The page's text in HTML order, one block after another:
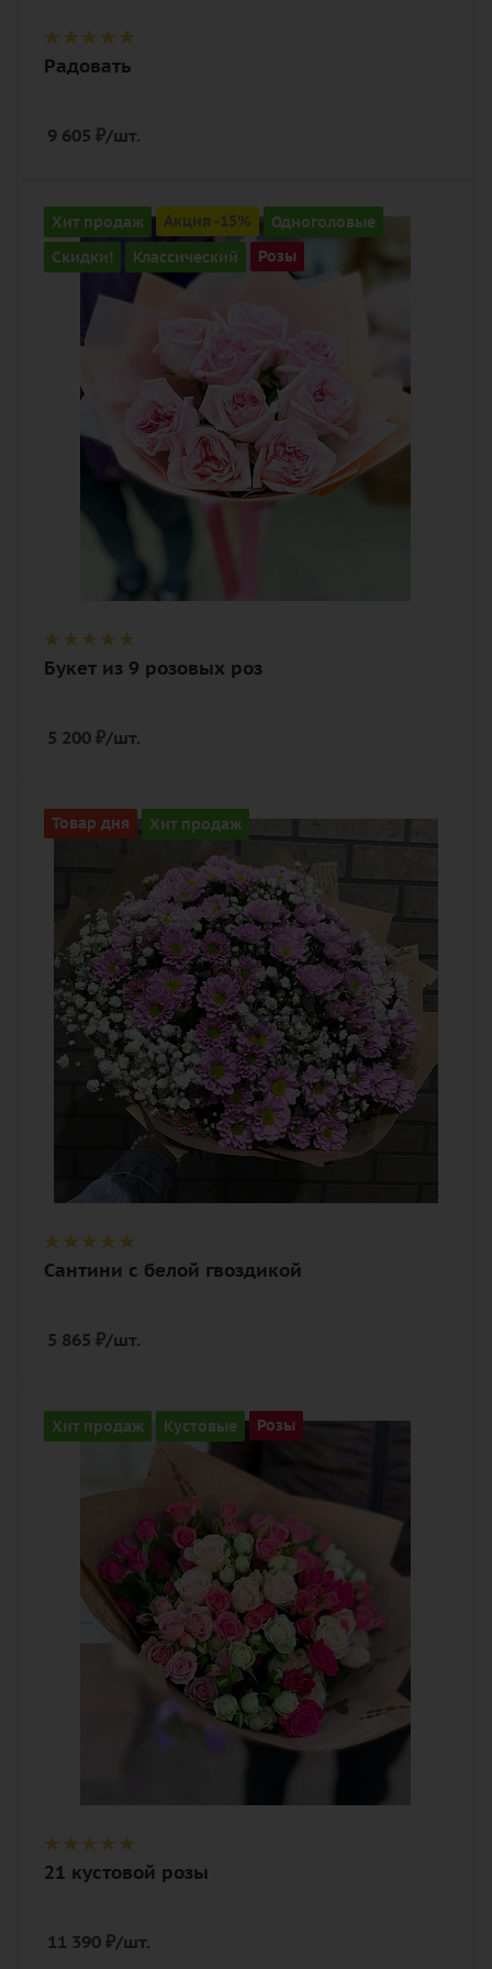
Радовать
9 605 ₽/шт.
Хит продаж Акция -15%
Одноголовые
Скидки!
Классический Розы
Количество
9
розовый
Описание
роза, лента, дизайнерская упаковка
Букет из 9 розовых роз
5 200 ₽/шт.
Товар дня Хит продаж
Цвет
белый, розовый
гипсофилы, хризантема кустовая,
лента, дизайнерская упаковка
Сантини с белой гвоздикой
5 865 ₽/шт.
Хит продаж Кустовые Розы
Количество
21
кремовый, нежный, разноцветный,
розовый
Описание
роза кустовая, лента, дизайнерская
упаковка
21 кустовой розы
11 390 ₽/шт.